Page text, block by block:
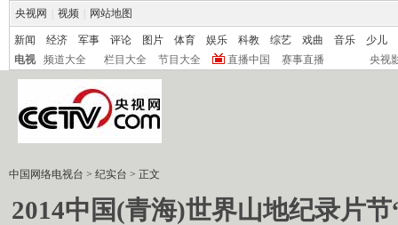
央视网 视频 网站地图
新闻 经济 军事 评论 图片 体育 娱乐 科教 综艺 戏曲 音乐
少儿
电视
频道大全 栏目大全 节目大全 直播中国 赛事直播 央视
中国网络电视台 > 纪实台 > 正文
2014中国(青海)世界山地纪录片